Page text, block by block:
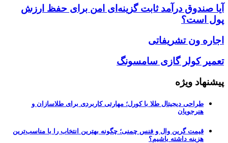
آیا صندوق درآمد ثابت گزینه‌ای امن برای حفظ ارزش
پول است؟
اجاره ون تشریفاتی
تعمیر کولر گازی سامسونگ
پیشنهاد ویژه
طراحی دیجیتال طلا با کورل؛ مهارتی کاربردی برای طلاسازان و
هنرجویان
قیمت گرین وال و فنس چمنی؛ چگونه بهترین انتخاب را با مناسب‌ترین
هزینه داشته باشیم؟